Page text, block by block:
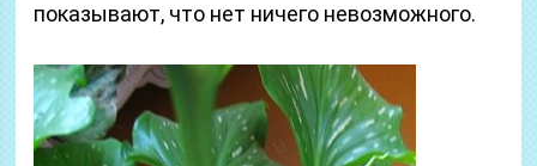
показывают, что нет ничего невозможного.